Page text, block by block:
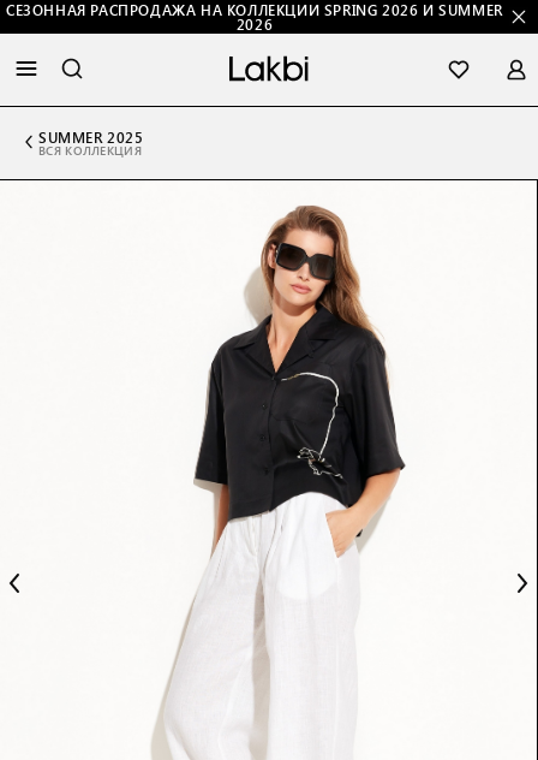
СЕЗОННАЯ РАСПРОДАЖА НА КОЛЛЕКЦИИ SPRING 2026 И SUMMER
2026
SUMMER 2025
ВСЯ КОЛЛЕКЦИЯ